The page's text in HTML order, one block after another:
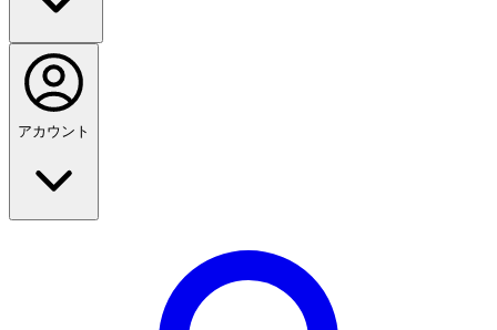
アカウント